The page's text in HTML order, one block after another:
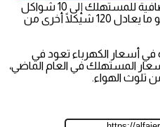
ومن المتوقع أن تصل التكلفة الإضافية للمستهلك إلى 10 شواكل
شهريًا في المعدل المتوسط، وهو ما يعادل 120 شيكلًا أخرى من
في أسعار الكهرباء تعود في
المستهلك في العام الماضي،
تلوث الهواء.